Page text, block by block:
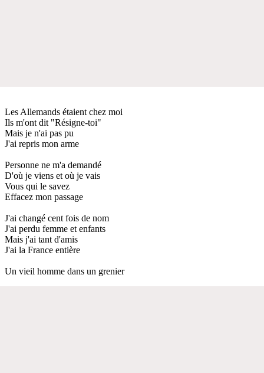
Les Allemands étaient chez moi
Ils m'ont dit "Résigne-toi"
Mais je n'ai pas pu
J'ai repris mon arme
Personne ne m'a demandé
D'où je viens et où je vais
Vous qui le savez
Effacez mon passage
J'ai changé cent fois de nom
J'ai perdu femme et enfants
Mais j'ai tant d'amis
J'ai la France entière
Un vieil homme dans un grenier